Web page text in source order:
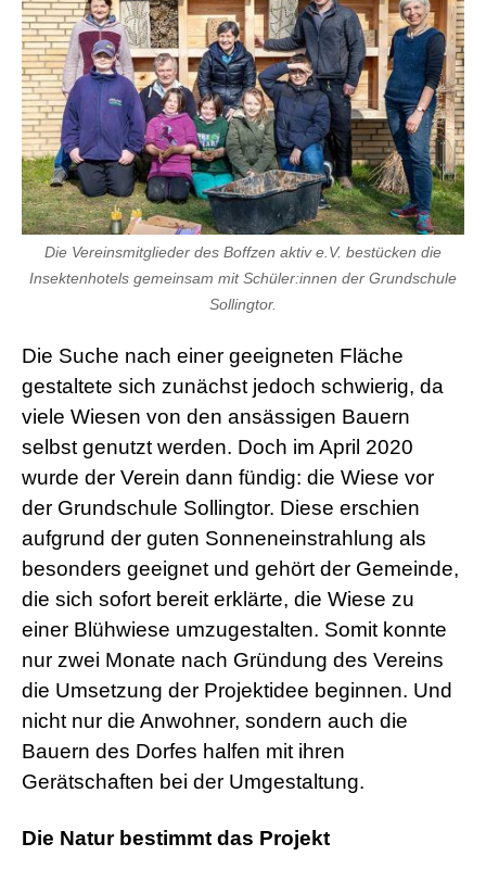
Die Vereinsmitglieder des Boffzen aktiv e.V. bestücken die
Insektenhotels gemeinsam mit Schüler:innen der Grundschule
Sollingtor.
Die Suche nach einer geeigneten Fläche
gestaltete sich zunächst jedoch schwierig, da
viele Wiesen von den ansässigen Bauern
selbst genutzt werden. Doch im April 2020
wurde der Verein dann fündig: die Wiese vor
der Grundschule Sollingtor. Diese erschien
aufgrund der guten Sonneneinstrahlung als
besonders geeignet und gehört der Gemeinde,
die sich sofort bereit erklärte, die Wiese zu
einer Blühwiese umzugestalten. Somit konnte
nur zwei Monate nach Gründung des Vereins
die Umsetzung der Projektidee beginnen. Und
nicht nur die Anwohner, sondern auch die
Bauern des Dorfes halfen mit ihren
Gerätschaften bei der Umgestaltung.
Die Natur bestimmt das Projekt